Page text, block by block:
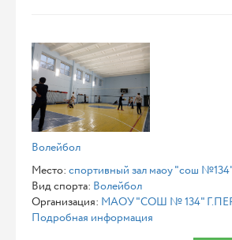
Волейбол
Место: спортивный зал маоу "сош
Вид спорта: Волейбол
Организация: МАОУ "СОШ № 134"
Подробная информация